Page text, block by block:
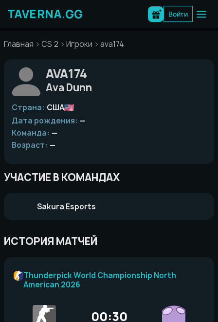
содержимому
Войти
Главная CS 2 Игроки ava174
AVA174
Ava Dunn
Страна: США
Дата рождения: —
Команда: —
Возраст: —
УЧАСТИЕ В КОМАНДАХ
Sakura Esports
ИСТОРИЯ МАТЧЕЙ
00:30
Thunderpick World Championship North
American 2026